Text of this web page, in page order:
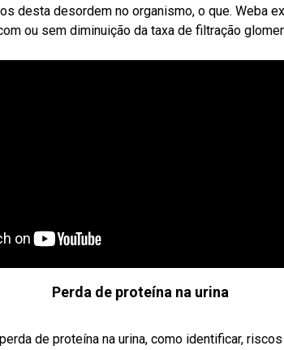
desta desordem no organismo, o que. Weba
ou sem diminuição da taxa de filtração
Perda de proteína na urina
de proteína na urina, como identificar,